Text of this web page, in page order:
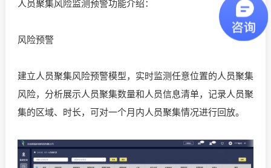
人员聚集风险监测预警功能介绍：
风险预警
建立人员聚集风险预警模型，实时监测任意位置的人员聚集
风险，分析展示人员聚集数量和人员信息清单，记录人员聚
集的区域、时长，可对一个月内人员聚集情况进行回放。